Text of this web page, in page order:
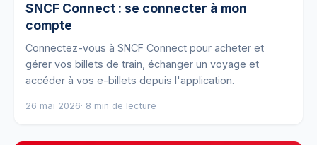
SNCF Connect : se connecter à mon
compte
Connectez-vous à SNCF Connect pour acheter et
gérer vos billets de train, échanger un voyage et
accéder à vos e-billets depuis l'application.
26 mai 2026· 8 min de lecture